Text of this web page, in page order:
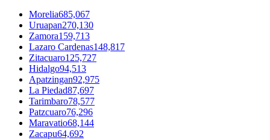
Morelia685,067
Uruapan270,130
Zamora159,713
Lazaro Cardenas148,817
Zitacuaro125,727
Hidalgo94,513
Apatzingan92,975
La Piedad87,697
Tarimbaro78,577
Patzcuaro76,296
Maravatio68,144
Zacapu64,692